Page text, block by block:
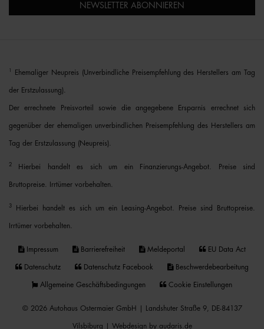
NEWSLETTER ABONNIEREN
Ehemaliger Neupreis (Unverbindliche Preisempfehlung des Herstellers am Tag
der Erstzulassung).
Der errechnete Preisvorteil sowie die angegebene Ersparnis errechnet sich
gegenüber der ehemaligen unverbindlichen Preisempfehlung des Herstellers am
Tag der Erstzulassung (Neupreis).
2 Hierbei handelt es sich um ein Finanzierungs-Angebot. Preise sind
Bruttopreise. Irrtümer vorbehalten.
3 Hierbei handelt es sich um ein Leasing-Angebot. Preise sind Bruttopreise.
Irrtümer vorbehalten.
Impressum Barrierefreiheit Meldeportal EU Data Act
Datenschutz Datenschutz Facebook Beschwerdebearbeitung
Allgemeine Geschäftsbedingungen Cookie Einstellungen
© 2026 Autohaus Ostermaier GmbH | Landshuter Straße 9, DE-84137
Vilsbiburg | Webdesign by audaris.de